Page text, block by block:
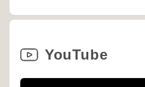
YouTube